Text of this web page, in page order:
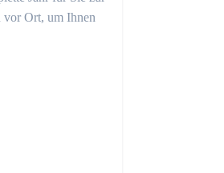
vor Ort, um Ihnen